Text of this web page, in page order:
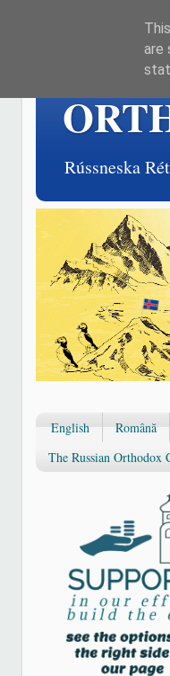
Rússneska
English Română
The Russian Orthodox
are